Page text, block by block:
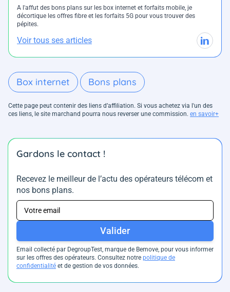
A l'affut des bons plans sur les box internet et forfaits mobile, je
décortique les offres fibre et les forfaits 5G pour vous trouver des
pépites.
Voir tous ses articles
Box internet Bons plans
Cette page peut contenir des liens d’affiliation. Si vous achetez via l'un des
ces liens, le site marchand pourra nous reverser une commission. en savoir+
Gardons le contact !
Recevez le meilleur de l’actu des opérateurs télécom et
nos bons plans.
Valider
Email collecté par DegroupTest, marque de Bemove, pour vous informer
sur les offres des opérateurs. Consultez notre politique de
confidentialité et de gestion de vos données.